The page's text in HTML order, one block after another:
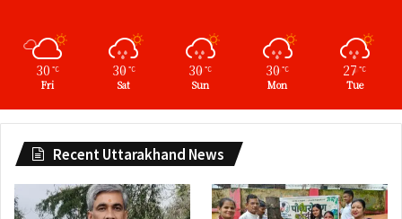
30 ℃
Fri
30 ℃
Sat
30 ℃
Sun
30 ℃
Mon
27 ℃
Tue
Recent Uttarakhand News